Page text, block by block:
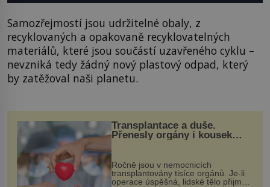
Samozřejmostí jsou udržitelné obaly, z
recyklovaných a opakovaně recyklovatelných
materiálů, které jsou součástí uzavřeného cyklu –
nevzniká tedy žádný nový plastový odpad, který
by zatěžoval naši planetu.
Transplantace a duše.
Přenesly orgány i kousek
Ročně jsou v nemocnicích
transplantovány tisíce orgánů. Je-li
operace úspěšná, lidské tělo přijme